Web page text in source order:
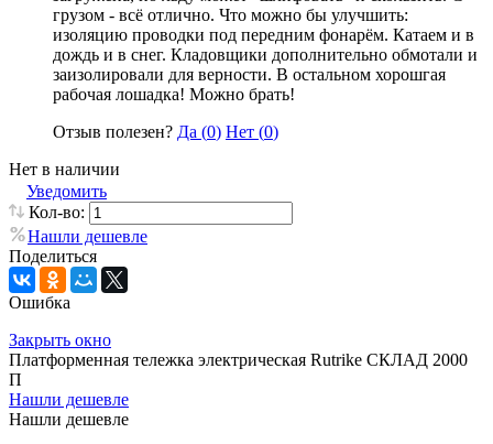
грузом - всё отлично. Что можно бы улучшить:
изоляцию проводки под передним фонарём. Катаем и в
дождь и в снег. Кладовщики дополнительно обмотали и
заизолировали для верности. В остальном хорошгая
рабочая лошадка! Можно брать!
Отзыв полезен? Да (0) Нет (0)
Нет в наличии
Уведомить
Кол-во:
Нашли дешевле
Поделиться
Ошибка
Закрыть окно
Платформенная тележка электрическая Rutrike СКЛАД 2000
П
Нашли дешевле
Нашли дешевле